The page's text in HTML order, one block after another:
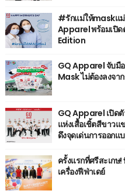
#รักแม่ให้maskแ
Apparel พร้อมเปิ
Edition
GQ Apparel จับมื
Mask ไม่ต้องลงจา
GQ Apparel เปิด
แห่งเสื้อเชิ้ตสีขาว
ดึงจุดเด่นการออกแ
ครั้งแรกที่ศรีสะเกษ
เครื่องฟีฟ่าเดย์